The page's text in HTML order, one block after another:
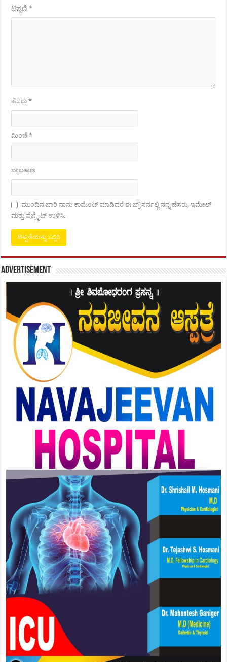
ಟಿಪ್ಪಣಿ*
ಹೆಸರು*
ಮಿಂಚೆ*
ಜಾಲತಾಣ
ಮುಂದಿನ ಬಾರಿ ನಾನು ಕಾಮೆಂಟ್ ಮಾಡಿದರೆ ಈ ಬ್ರೌಸರ್ನಲ್ಲಿ ನನ್ನ ಹೆಸರು, ಇಮೇಲ್
ಮತ್ತು ವೆಬ್ಸೈಟ್ ಉಳಿಸಿ.
Advertisement